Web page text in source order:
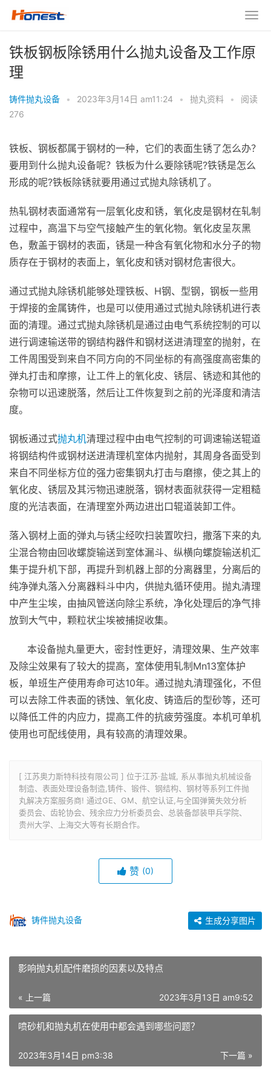
铁板钢板除锈用什么抛丸设备及工作原
理
铸件抛丸设备 • 2023年3月14日 am11:24 • 抛丸资料 •
阅读
276
铁板、钢板都属于钢材的一种，它们的表面生锈了怎么办？
要用到什么抛丸设备呢？铁板为什么要除锈呢?铁锈是怎么
形成的呢?铁板除锈就要用通过式抛丸除锈机了。
热轧钢材表面通常有一层氧化皮和锈，氧化皮是钢材在轧制
过程中，高温下与空气接触产生的氧化物。氧化皮呈灰黑
色，敷盖于钢材的表面，锈是一种含有氧化物和水分子的物
质存在于钢材的表面上，氧化皮和锈对钢材危害很大。
通过式抛丸除锈机能够处理铁板、H钢、型钢，钢板一些用
于焊接的金属铸件，也是可以使用通过式抛丸除锈机进行表
面的清理。通过式抛丸除锈机是通过由电气系统控制的可以
进行调速输送带的钢结构器件和钢材送进清理室的抛射，在
工件周围受到来自不同方向的不同坐标的有高强度高密集的
弹丸打击和摩擦，让工件上的氧化皮、锈层、锈迹和其他的
杂物可以迅速脱落，然后让工件恢复到之前的光泽度和清洁
度。
钢板通过式抛丸机清理过程中由电气控制的可调速输送辊道
将钢结构件或钢材送进清理机室体内抛射，其周身各面受到
来自不同坐标方位的强力密集钢丸打击与磨擦，使之其上的
氧化皮、锈层及其污物迅速脱落，钢材表面就获得一定粗糙
度的光洁表面，在清理室外两边进出口辊道装卸工件。
落入钢材上面的弹丸与锈尘经吹扫装置吹扫，撒落下来的丸
尘混合物由回收螺旋输送到室体漏斗、纵横向螺旋输送机汇
集于提升机下部，再提升到机器上部的分离器里，分离后的
纯净弹丸落入分离器料斗中内，供抛丸循环使用。抛丸清理
中产生尘埃，由抽风管送向除尘系统，净化处理后的净气排
放到大气中，颗粒状尘埃被捕捉收集。
本设备抛丸量更大，密封性更好，清理效果、生产效率
及除尘效果有了较大的提高，室体使用轧制Mn13室体护
板，单班生产使用寿命可达10年。通过抛丸清理强化，不但
可以去除工件表面的锈蚀、氧化皮、铸造后的型砂等，还可
以降低工件的内应力，提高工件的抗疲劳强度。本机可单机
使用也可配线使用，具有较高的清理效果。
[ 江苏奥力斯特科技有限公司 ] 位于江苏·盐城, 系从事抛丸机械设备
制造、表面处理设备制造,铸件、锻件、钢结构、钢材等系列工件抛
丸解决方案服务商! 通过GE、GM、航空认证,与全国弹簧失效分析
委员会、齿轮协会、残余应力分析委员会、总装备部装甲兵学院、
贵州大学、上海交大等有长期合作。
赞 (0)
铸件抛丸设备 生成分享图片
影响抛丸机配件磨损的因素以及特点
« 上一篇 2023年3月13日 am9:52
喷砂机和抛丸机在使用中都会遇到哪些问题？
下一篇 »
2023年3月14日 pm3:38